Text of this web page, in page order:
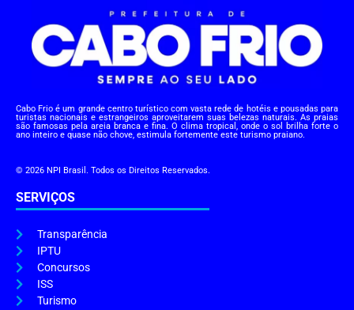
Cabo Frio é um grande centro turístico com vasta rede de hotéis e pousadas para
turistas nacionais e estrangeiros aproveitarem suas belezas naturais. As praias
são famosas pela areia branca e fina. O clima tropical, onde o sol brilha forte o
ano inteiro e quase não chove, estimula fortemente este turismo praiano.
© 2026 NPI Brasil. Todos os Direitos Reservados.
SERVIÇOS
Transparência
IPTU
Concursos
ISS
Turismo